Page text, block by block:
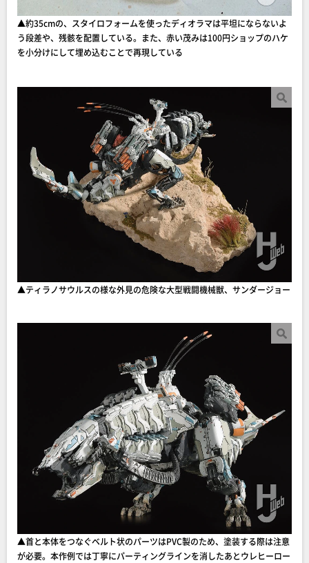
▲約35cmの、スタイロフォームを使ったディオラマは平坦にならないよ
う段差や、残骸を配置している。また、赤い茂みは100円ショップのハケ
を小分けにして埋め込むことで再現している
▲ティラノサウルスの様な外見の危険な大型戦闘機械獣、サンダージョー
▲首と本体をつなぐベルト状のパーツはPVC製のため、塗装する際は注意
が必要。本作例では丁寧にパーティングラインを消したあとウレヒーロー